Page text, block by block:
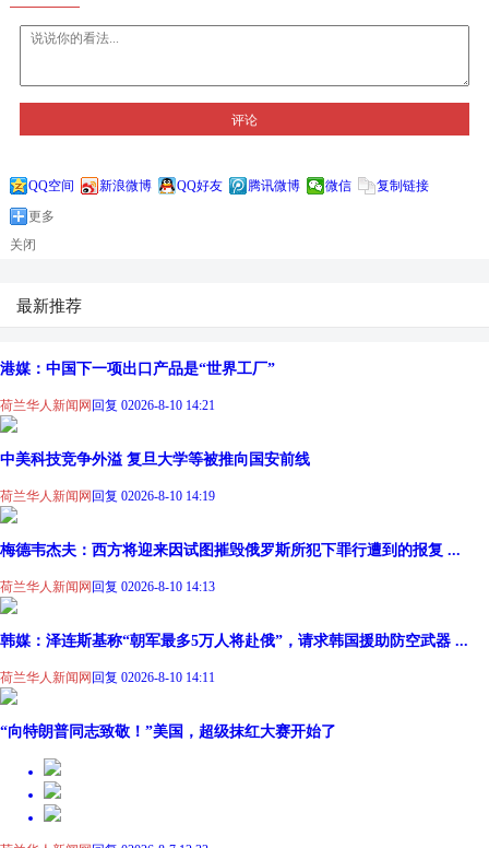
评论
QQ空间 新浪微博 QQ好友 腾讯微博 微信
复制链接
更多
关闭
最新推荐
港媒：中国下一项出口产品是“世界工厂”
荷兰华人新闻网回复 02026-8-10 14:21
中美科技竞争外溢 复旦大学等被推向国安前线
荷兰华人新闻网回复 02026-8-10 14:19
梅德韦杰夫：西方将迎来因试图摧毁俄罗斯所犯下罪行遭到的报复 ...
荷兰华人新闻网 回复 02026-8-10 14:13
韩媒：泽连斯基称“朝军最多5万人将赴俄”，请求韩国援助防空武器 ...
荷兰华人新闻网 回复 02026-8-10 14:11
“向特朗普同志致敬！”美国，超级抹红大赛开始了